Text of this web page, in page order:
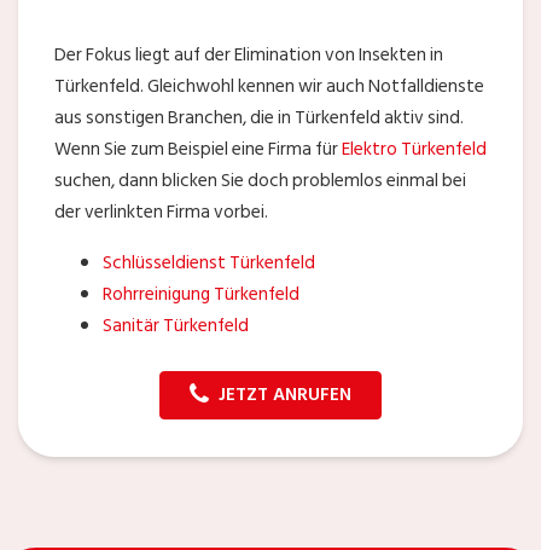
Der Fokus liegt auf der Elimination von Insekten in
Türkenfeld. Gleichwohl kennen wir auch Notfalldienste
aus sonstigen Branchen, die in Türkenfeld aktiv sind.
Wenn Sie zum Beispiel eine Firma fürElektro Türkenfeld
suchen, dann blicken Sie doch problemlos einmal bei
der verlinkten Firma vorbei.
Schlüsseldienst Türkenfeld
Rohrreinigung Türkenfeld
Sanitär Türkenfeld
JETZT ANRUFEN